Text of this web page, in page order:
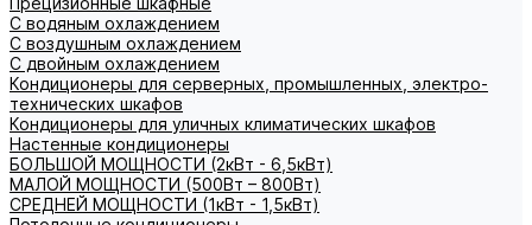
С водяным охлаждением
С воздушным охлаждением
С двойным охлаждением
Кондиционеры для серверных, промышленных, электро-
технических шкафов
Кондиционеры для уличных климатических шкафов
Настенные кондиционеры
БОЛЬШОЙ МОЩНОСТИ (2кВт - 6,5кВт)
МАЛОЙ МОЩНОСТИ (500Вт – 800Вт)
СРЕДНЕЙ МОЩНОСТИ (1кВт - 1,5кВт)